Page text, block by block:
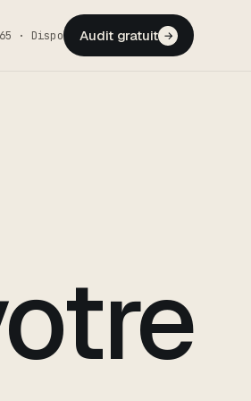
· Dispo Audit gratuit →